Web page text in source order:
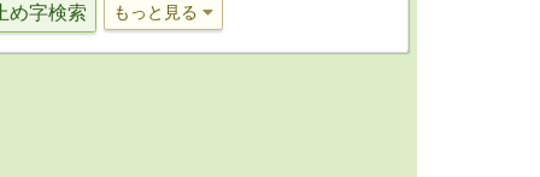
め字検索 もっと見る